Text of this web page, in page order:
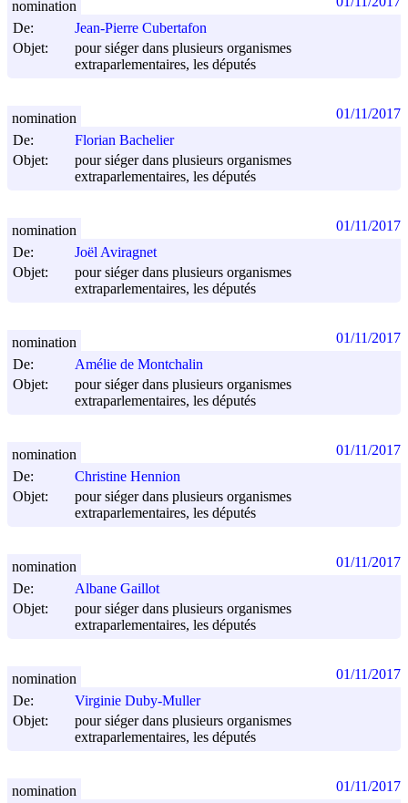
De:
Jean-Pierre Cubertafon
Objet:
pour siéger dans plusieurs organismes
extraparlementaires, les députés
nomination
De:
Florian Bachelier
Objet:
pour siéger dans plusieurs organismes
extraparlementaires, les députés
nomination 01/11/2017
De:
Joël Aviragnet
Objet:
pour siéger dans plusieurs organismes
extraparlementaires, les députés
nomination 01/11/2017
De:
Amélie de Montchalin
Objet:
pour siéger dans plusieurs organismes
extraparlementaires, les députés
nomination 01/11/2017
De:
Christine Hennion
Objet:
pour siéger dans plusieurs organismes
extraparlementaires, les députés
nomination 01/11/2017
De:
Albane Gaillot
Objet:
pour siéger dans plusieurs organismes
extraparlementaires, les députés
nomination 01/11/2017
De:
Virginie Duby-Muller
Objet:
pour siéger dans plusieurs organismes
extraparlementaires, les députés
nomination 01/11/2017
nomination 01/11/2017